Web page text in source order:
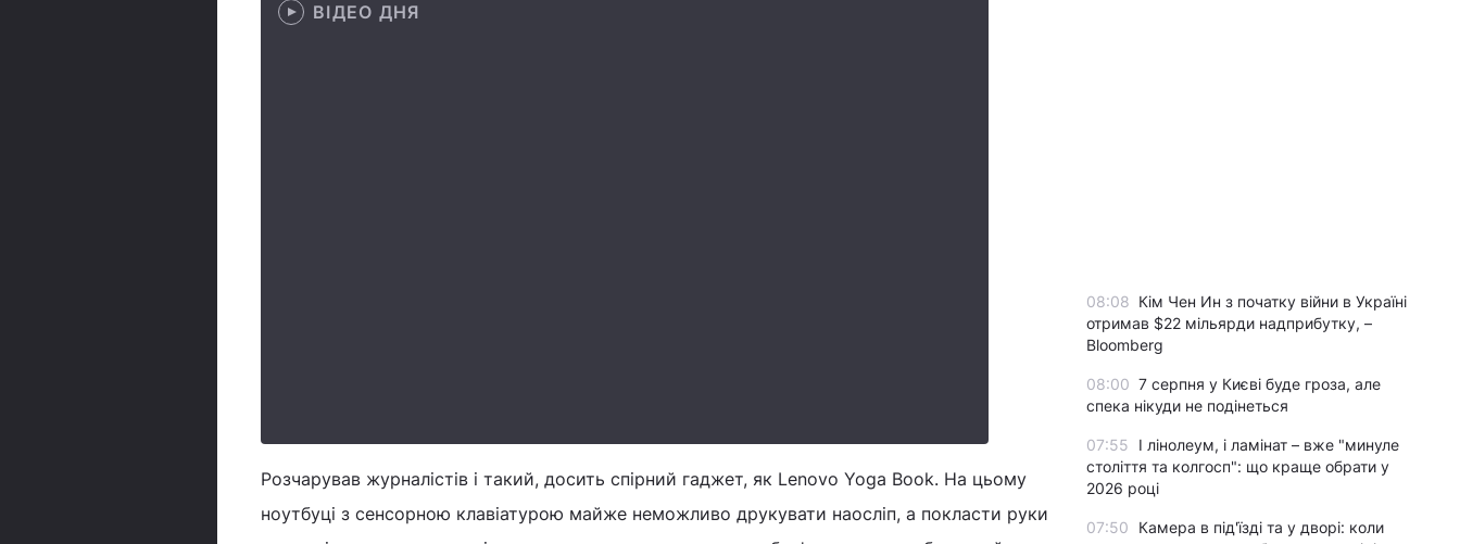
ВІДЕО ДНЯ
Розчарував журналістів і такий, досить спірний гаджет, як Lenovo Yoga Book. На цьому
ноутбуці з сенсорною клавіатурою майже неможливо друкувати наосліп, а покласти руки
08:08 Кім Чен Ин з початку війни в Україні
отримав $22 мільярди надприбутку, –
Bloomberg
08:00 7 серпня у Києві буде гроза, але
спека нікуди не подінеться
07:55
І лінолеум, і ламінат – вже "минуле
століття та колгосп": що краще обрати у
2026 році
07:50
Камера в під'їзді та у дворі: коли